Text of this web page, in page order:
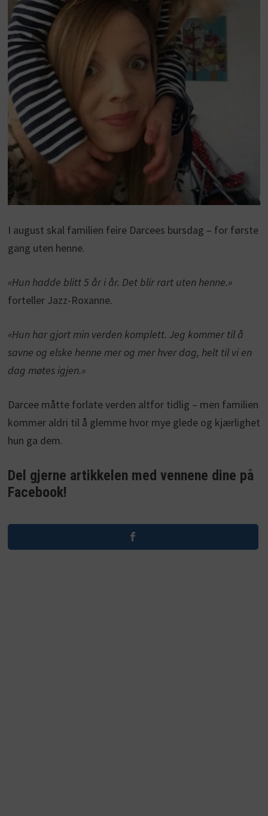
I august skal familien feire Darcees bursdag – for første
gang uten henne.
«Hun hadde blitt 5 år i år. Det blir rart uten henne.»
forteller Jazz-Roxanne.
«Hun har gjort min verden komplett. Jeg kommer til å
savne og elske henne mer og mer hver dag, helt til vi en
dag møtes igjen.»
Darcee måtte forlate verden altfor tidlig – men familien
kommer aldri til å glemme hvor mye glede og kjærlighet
hun ga dem.
Del gjerne artikkelen med vennene dine på
Facebook!